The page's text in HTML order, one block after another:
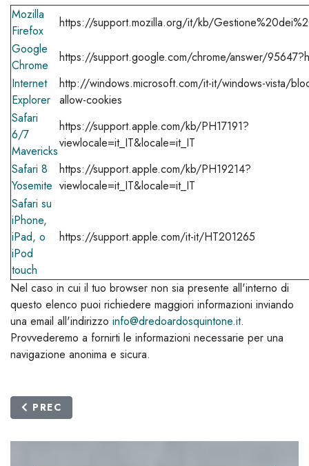
Mozilla
Firefox
https://support.mozilla.org/it/kb/
Google
Chrome
https://support.google.com/chrome/answer/
Internet
Explorer
http://windows.microsoft.com/it-it/windows-vista/
allow-cookies
Safari
6/7
Mavericks
https://support.apple.com/kb/PH17191?
viewlocale=it_IT&locale=it_IT
Safari 8
Yosemite
https://support.apple.com/kb/PH19214?
viewlocale=it_IT&locale=it_IT
Safari su
iPhone,
iPad, o
iPod
touch
https://support.apple.com/it-it/HT201265
Nel caso in cui il tuo browser non sia presente all'interno di
questo elenco puoi richiedere maggiori informazioni inviando
una email all'indirizzo info@dredoardosquintone.it.
Provvederemo a fornirti le informazioni necessarie per una
navigazione anonima e sicura.
ARTICOLO PRECEDENTE: PRIVACY POLICY
PREC